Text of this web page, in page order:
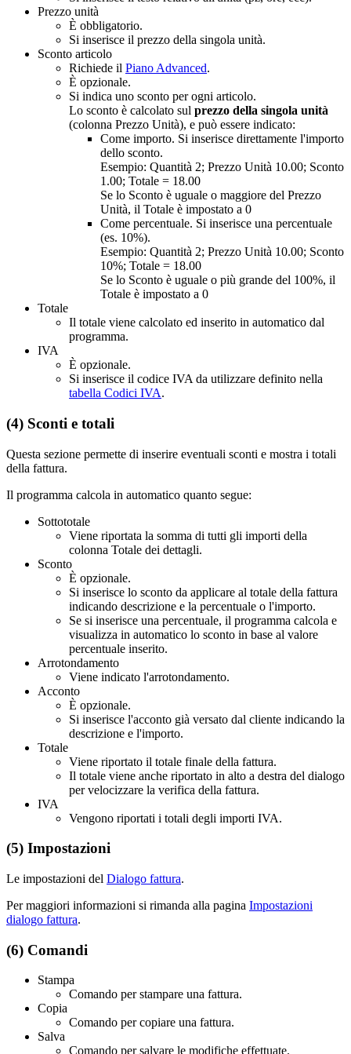
Prezzo unità
È obbligatorio.
Si inserisce il prezzo della singola unità.
Sconto articolo
Richiede il Piano Advanced.
È opzionale.
Si indica uno sconto per ogni articolo.
Lo sconto è calcolato sul prezzo della singola unità
(colonna Prezzo Unità), e può essere indicato:
Come importo. Si inserisce direttamente l'importo
dello sconto.
Esempio: Quantità 2; Prezzo Unità 10.00; Sconto
1.00; Totale = 18.00
Se lo Sconto è uguale o maggiore del Prezzo
Unità, il Totale è impostato a 0
Come percentuale. Si inserisce una percentuale
(es. 10%).
Esempio: Quantità 2; Prezzo Unità 10.00; Sconto
10%; Totale = 18.00
Se lo Sconto è uguale o più grande del 100%, il
Totale è impostato a 0
Totale
Il totale viene calcolato ed inserito in automatico dal
programma.
IVA
È opzionale.
Si inserisce il codice IVA da utilizzare definito nella
tabella Codici IVA.
(4) Sconti e totali
Questa sezione permette di inserire eventuali sconti e mostra i totali
della fattura.
Il programma calcola in automatico quanto segue:
Sottototale
Viene riportata la somma di tutti gli importi della
colonna Totale dei dettagli.
Sconto
È opzionale.
Si inserisce lo sconto da applicare al totale della fattura
indicando descrizione e la percentuale o l'importo.
Se si inserisce una percentuale, il programma calcola e
visualizza in automatico lo sconto in base al valore
percentuale inserito.
Arrotondamento
Viene indicato l'arrotondamento.
Acconto
È opzionale.
Si inserisce l'acconto già versato dal cliente indicando la
descrizione e l'importo.
Totale
Viene riportato il totale finale della fattura.
Il totale viene anche riportato in alto a destra del dialogo
per velocizzare la verifica della fattura.
IVA
Vengono riportati i totali degli importi IVA.
(5) Impostazioni
Le impostazioni del Dialogo fattura.
Per maggiori informazioni si rimanda alla pagina Impostazioni
dialogo fattura.
(6) Comandi
Stampa
Comando per stampare una fattura.
Copia
Comando per copiare una fattura.
Salva
Comando per salvare le modifiche effettuate.